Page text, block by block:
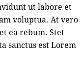
ut labore et
voluptua. At vero
ea rebum. Stet
sanctus est Lorem